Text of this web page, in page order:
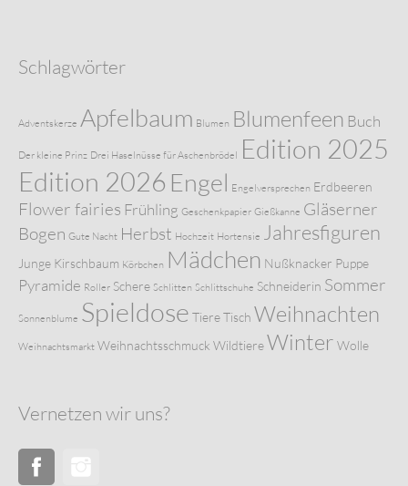
Schlagwörter
Adventskerze Apfelbaum Blumen Blumenfeen Buch
Der kleine Prinz Drei Haselnüsse für Aschenbrödel Edition 2025
Edition 2026 Engel Engelversprechen Erdbeeren
Flower fairies Frühling Geschenkpapier Gießkanne Gläserner
Bogen Gute Nacht Herbst Hochzeit Hortensie Jahresfiguren
Junge Kirschbaum Körbchen Mädchen Nußknacker Puppe
Pyramide Roller Schere Schlitten Schlittschuhe Schneiderin Sommer
Sonnenblume Spieldose TiereTisch Weihnachten
Weihnachtsmarkt Weihnachtsschmuck WildtiereWinter Wolle
Vernetzen wir uns?